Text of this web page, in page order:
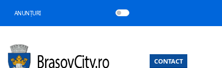
ANUNȚURI
CONTACT